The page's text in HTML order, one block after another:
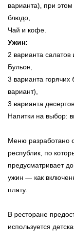
варианта), при этом
блюдо,
Чай и кофе.
Ужин:
2 варианта салатов
Бульон,
3 варианта горячих
вариант),
3 варианта десертов,
Напитки на выбор:
Меню разработано
республик, по
предусматривает
ужин — как
плату.
В ресторане
используется